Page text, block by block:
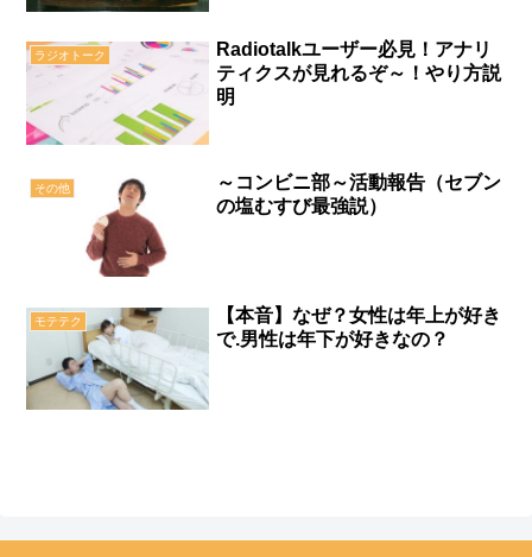
ラジオトーク
Radiotalkユーザー必見！アナリ
ティクスが見れるぞ～！やり方説
明
その他
～コンビニ部～活動報告（セブン
の塩むすび最強説）
モテテク
【本音】なぜ？女性は年上が好き
で.男性は年下が好きなの？